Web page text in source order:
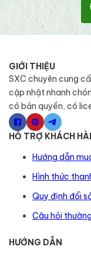
GIỚI THIỆU
SXC chuyên cung
cập nhật nhanh
có bản quyền, có
HỖ TRỢ KHÁCH
Hướng dẫn
Hình thức
Quy định đổi
Câu hỏi
HƯỚNG DẪN